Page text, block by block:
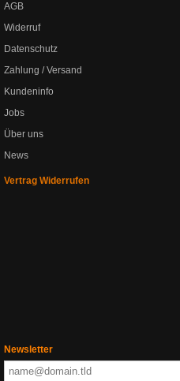
AGB
Widerruf
Datenschutz
Zahlung / Versand
Kundeninfo
Jobs
Über uns
News
Vertrag Widerrufen
Newsletter